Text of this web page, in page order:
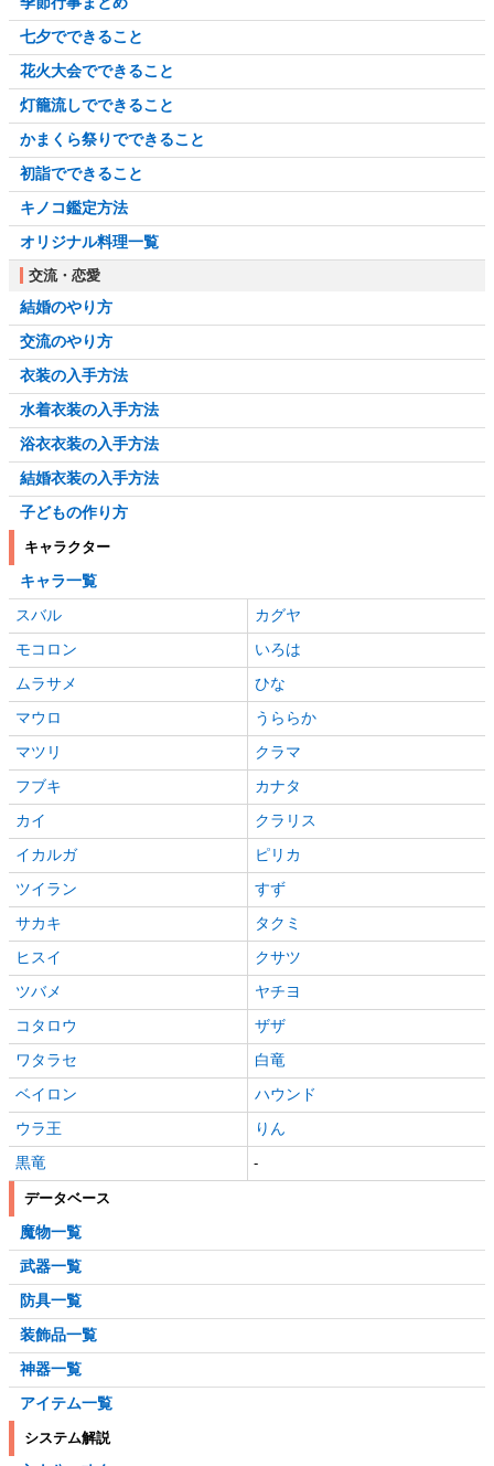
七夕でできること
花火大会でできること
灯籠流しでできること
かまくら祭りでできること
初詣でできること
キノコ鑑定方法
オリジナル料理一覧
交流・恋愛
結婚のやり方
交流のやり方
衣装の入手方法
水着衣装の入手方法
浴衣衣装の入手方法
結婚衣装の入手方法
子どもの作り方
キャラクター
キャラ一覧
スバル
カグヤ
モコロン
いろは
ムラサメ
ひな
マウロ
うららか
マツリ
クラマ
フブキ
カナタ
カイ
クラリス
イカルガ
ピリカ
ツイラン
すず
サカキ
タクミ
ヒスイ
クサツ
ツバメ
ヤチヨ
コタロウ
ザザ
ワタラセ
白竜
ベイロン
ハウンド
ウラ王
りん
黒竜
-
データベース
魔物一覧
武器一覧
防具一覧
装飾品一覧
神器一覧
アイテム一覧
システム解説